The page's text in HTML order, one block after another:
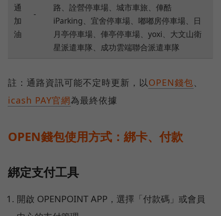
通
加
油
-
路、詮營停車場、城市車旅、俥酷
iParking、宜舍停車場、嘟嘟房停車場、日
月亭停車場、俥亭停車場、yoxi、大文山衛
星派遣車隊、成功雲端聯合派遣車隊
註：通路資訊可能不定時更新，以OPEN錢包、
icash PAY官網為最終依據
OPEN錢包使用方式：綁卡、付款
綁定支付工具
開啟 OPENPOINT APP，選擇「付款碼」或會員